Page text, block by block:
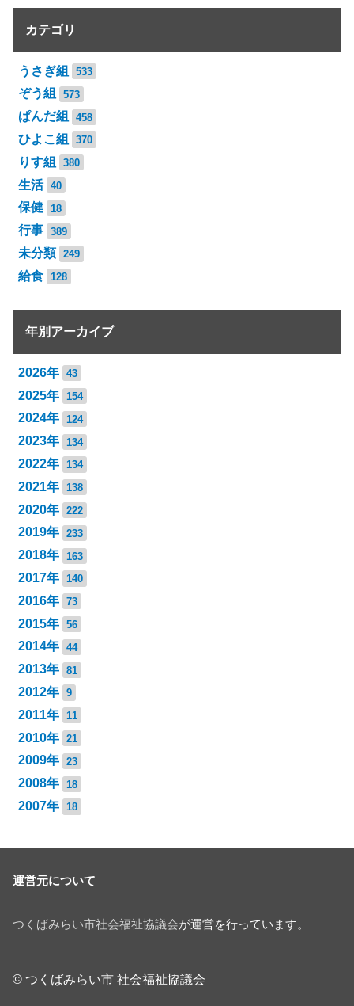
カテゴリ
うさぎ組 533
ぞう組 573
ぱんだ組 458
ひよこ組 370
りす組 380
生活 40
保健 18
行事 389
未分類 249
給食 128
年別アーカイブ
2026年 43
2025年 154
2024年 124
2023年 134
2022年 134
2021年 138
2020年 222
2019年 233
2018年 163
2017年 140
2016年 73
2015年 56
2014年 44
2013年 81
2012年 9
2011年 11
2010年 21
2009年 23
2008年 18
2007年 18
運営元について
つくばみらい市社会福祉協議会が運営を行っています。
© つくばみらい市 社会福祉協議会